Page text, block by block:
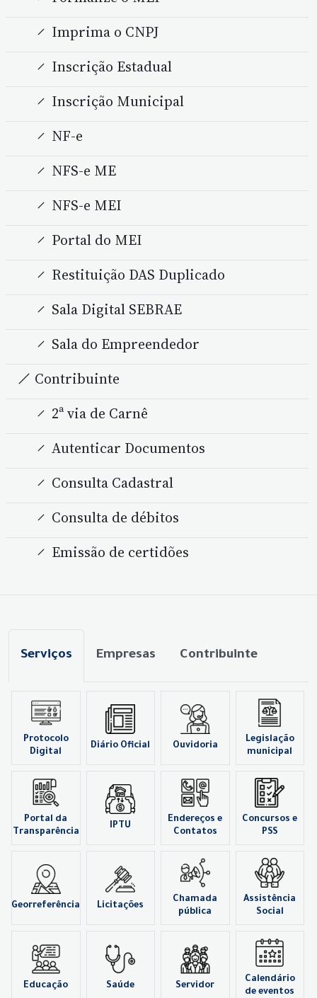
Imprima o CNPJ
Inscrição Estadual
Inscrição Municipal
NF-e
NFS-e ME
NFS-e MEI
Portal do MEI
Restituição DAS Duplicado
Sala Digital SEBRAE
Sala do Empreendedor
Contribuinte
2ª via de Carnê
Autenticar Documentos
Consulta Cadastral
Consulta de débitos
Emissão de certidões
Serviços Empresas Contribuinte
Protocolo
Digital
Diário Oficial Ouvidoria
Legislação
municipal
Portal da
Transparência
IPTU
Endereços e
Contatos
Concursos e
PSS
Georreferência Licitações
Chamada
pública
Assistência
Social
Educação Saúde Servidor
Calendário
de eventos